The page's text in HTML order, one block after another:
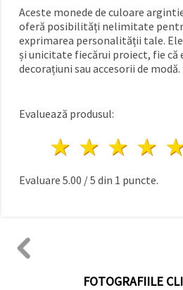
Aceste monede de culoare
oferă posibilități nelimitate
exprimarea personalității tale.
și unicitate fiecărui proiect, fie că
decorațiuni sau accesorii de modă.
Evaluează produsul:
4
3
2 stele
1 stea
Evaluare 5.00 /5 din 1 puncte.
FOTOGRAFIILE